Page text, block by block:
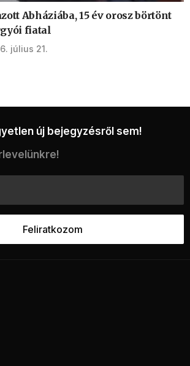
Abháziába, 15 év orosz börtönt
fiatal
július 21.
új bejegyzésről sem!